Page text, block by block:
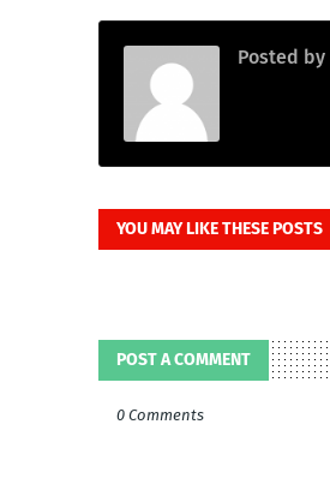
Posted by
YOU MAY LIKE THESE POSTS
POST A COMMENT
0 Comments